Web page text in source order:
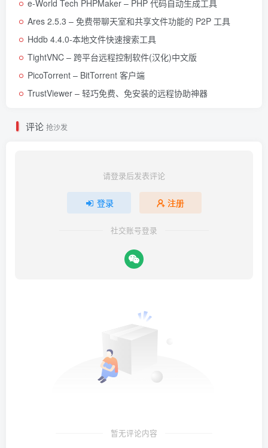
e-World Tech PHPMaker – PHP 代码自动生成工具
Ares 2.5.3 – 免费带聊天室和共享文件功能的 P2P 工具
Hddb 4.4.0-本地文件快速搜索工具
TightVNC – 跨平台远程控制软件(汉化)中文版
PicoTorrent – BitTorrent 客户端
TrustViewer – 轻巧免费、免安装的远程协助神器
评论 抢沙发
请登录后发表评论
登录 注册
社交账号登录
暂无评论内容